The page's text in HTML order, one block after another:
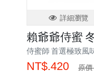
詳細瀏覽
賴爺爺侍蜜
侍蜜師 首選極致風
NT$.420 原